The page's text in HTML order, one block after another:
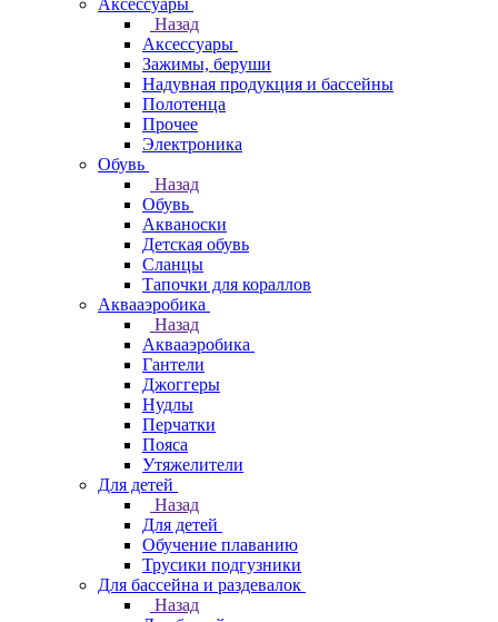
Аксессуары
Назад
Аксессуары
Зажимы, беруши
Надувная продукция и бассейны
Полотенца
Прочее
Электроника
Обувь
Назад
Обувь
Акваноски
Детская обувь
Сланцы
Тапочки для кораллов
Аквааэробика
Назад
Аквааэробика
Гантели
Джоггеры
Нудлы
Перчатки
Пояса
Утяжелители
Для детей
Назад
Для детей
Обучение плаванию
Трусики подгузники
Для бассейна и раздевалок
Назад